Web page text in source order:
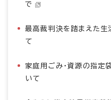
で
最高裁判決を踏まえた
て
家庭用ごみ・資源の指定
いて